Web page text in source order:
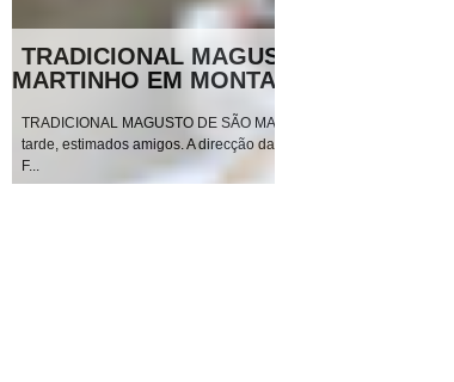
MAGUSTO DE SÃO
EM MONTARIOL
MAGUSTO DE SÃO MARTINHO EM MONTARIOL Boa
amigos. A direcção da Associação dos Antigos Alunos